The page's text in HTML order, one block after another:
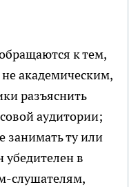
к тем,
не академическим,
разъяснить
аудитории;
занимать ту или
в
слушателям,